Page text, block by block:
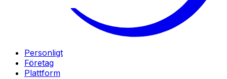
Personligt
Företag
Plattform